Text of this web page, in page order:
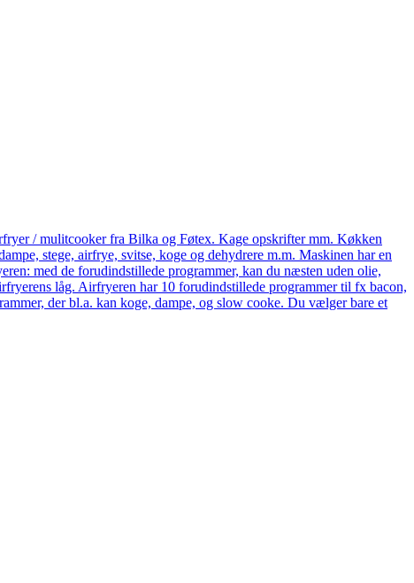
/ mulitcooker fra Bilka og Føtex. Kage opskrifter mm. Køkken
stege, airfrye, svitse, koge og dehydrere m.m. Maskinen har en
med de forudindstillede programmer, kan du næsten uden olie,
låg. Airfryeren har 10 forudindstillede programmer til fx bacon,
der bl.a. kan koge, dampe, og slow cooke. Du vælger bare et